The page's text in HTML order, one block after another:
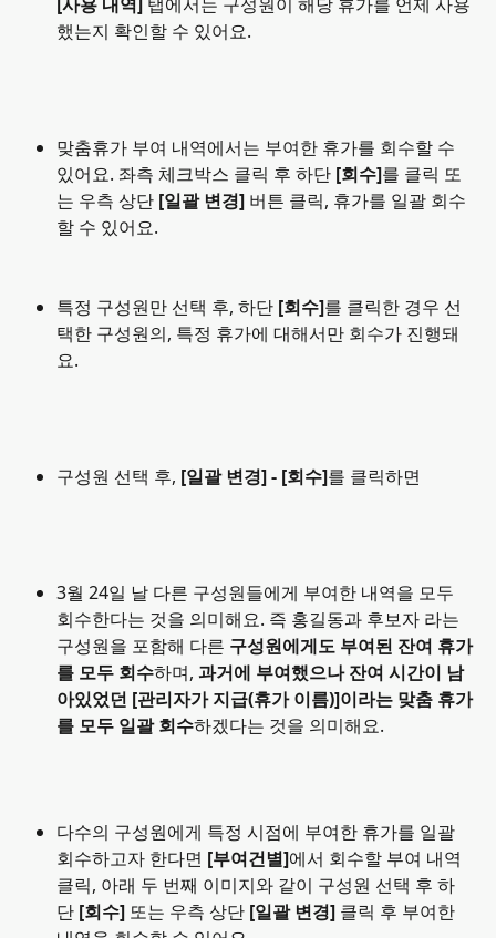
했는지 확인할 수 있어요.
맞춤휴가 부여 내역에서는 부여한 휴가를 회수할 수
있어요. 좌측 체크박스 클릭 후 하단 [회수]를 클릭 또
는 우측 상단 [일괄 변경] 버튼 클릭, 휴가를 일괄 회수
할 수 있어요.
특정 구성원만 선택 후, 하단 [회수]를 클릭한 경우 선
택한 구성원의, 특정 휴가에 대해서만 회수가 진행돼
요.
구성원 선택 후, [일괄 변경] - [회수]를 클릭하면
3월 24일 날 다른 구성원들에게 부여한 내역을 모두
회수한다는 것을 의미해요. 즉 홍길동과 후보자 라는
구성원을 포함해 다른 구성원에게도 부여된 잔여 휴가
를 모두 회수하며, 과거에 부여했으나 잔여 시간이 남
아있었던 [관리자가 지급(휴가 이름)]이라는 맞춤 휴가
를 모두 일괄 회수하겠다는 것을 의미해요.
다수의 구성원에게 특정 시점에 부여한 휴가를 일괄
회수하고자 한다면 [부여건별]에서 회수할 부여 내역
클릭, 아래 두 번째 이미지와 같이 구성원 선택 후 하
단 [회수] 또는 우측 상단 [일괄 변경] 클릭 후 부여한